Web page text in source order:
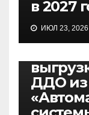
в 2027
ИЮЛ 23, 2026
ДДО из